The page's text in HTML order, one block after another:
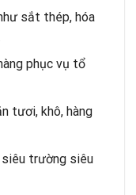
sắt thép, hóa
phục vụ tổ
tươi, khô, hàng
siêu trường siêu